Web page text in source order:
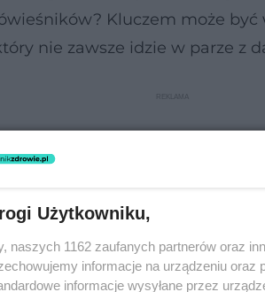
Kluczem może być
nie zawsze idzie w parze z
Użytkowniku,
naszych 1162 zaufanych partnerów oraz
informacje na urządzeniu oraz
informacje wysyłane przez